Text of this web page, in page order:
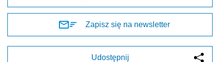
Zapisz się na newsletter
Udostępnij